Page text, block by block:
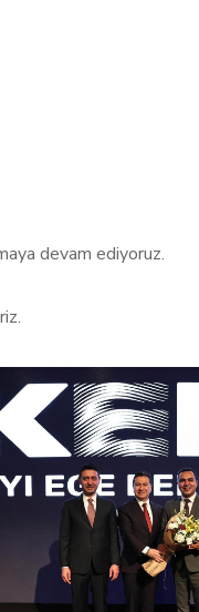
devam ediyoruz.